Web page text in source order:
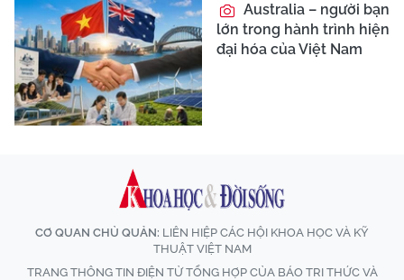
Australia – người bạn
lớn trong hành trình hiện
đại hóa của Việt Nam
CƠ QUAN CHỦ QUẢN: LIÊN HIỆP CÁC HỘI KHOA HỌC VÀ KỸ
THUẬT VIỆT NAM
TRANG THÔNG TIN ĐIỆN TỬ TỔNG HỢP CỦA BÁO TRI THỨC VÀ